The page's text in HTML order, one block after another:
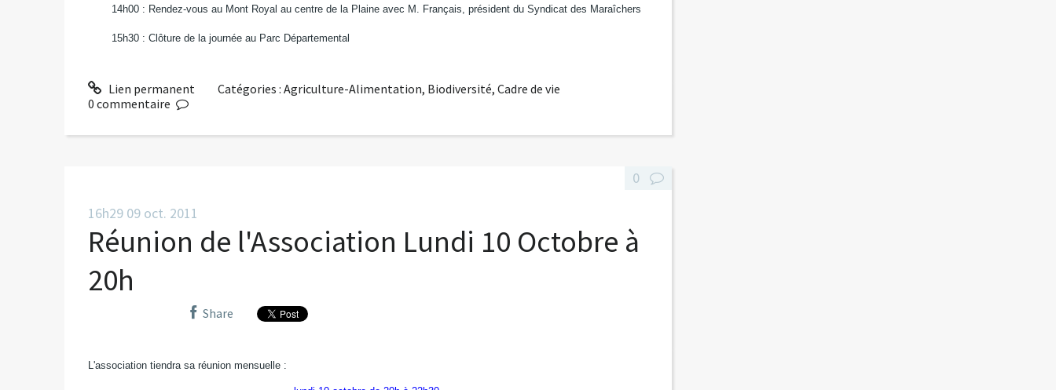
14h00 : Rendez-vous au Mont Royal au centre de la Plaine avec M. Français, président du Syndicat des Maraîchers
15h30 : Clôture de la journée au Parc Départemental
Lien permanent Catégories :Agriculture-Alimentation, Biodiversité,Cadre de vie
0 commentaire
16h29 09 oct. 2011
Réunion de l'Association Lundi 10 Octobre à
20h
Share
L'association tiendra sa réunion mensuelle :
0